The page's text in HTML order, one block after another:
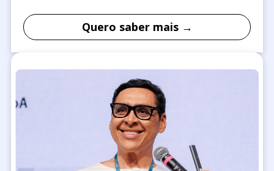
Quero saber mais →